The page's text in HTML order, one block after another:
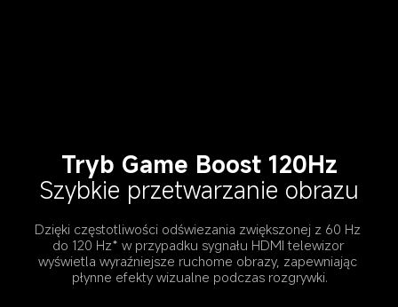
Tryb Game Boost 120Hz
Szybkie przetwarzanie obrazu
Dzięki częstotliwości odświezania zwiększonej z 60 Hz
do 120 Hz* w przypadku sygnału HDMI telewizor
wyświetla wyraźniejsze ruchome obrazy, zapewniając
płynne efekty wizualne podczas rozgrywki.